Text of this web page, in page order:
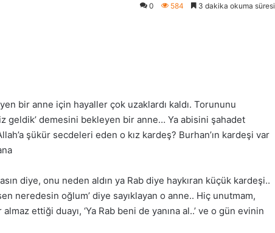
0 584 3 dakika okuma süresi
bir anne için hayaller çok uzaklardı kaldı. Torununu
geldik’ demesini bekleyen bir anne… Ya abisini şahadet
şükür secdeleri eden o kız kardeş? Burhan’ın kardeşi var
diye, onu neden aldın ya Rab diye haykıran küçük kardeşi..
neredesin oğlum’ diye sayıklayan o anne.. Hiç unutmam,
almaz ettiği duayı, ‘Ya Rab beni de yanına al..’ ve o gün evinin